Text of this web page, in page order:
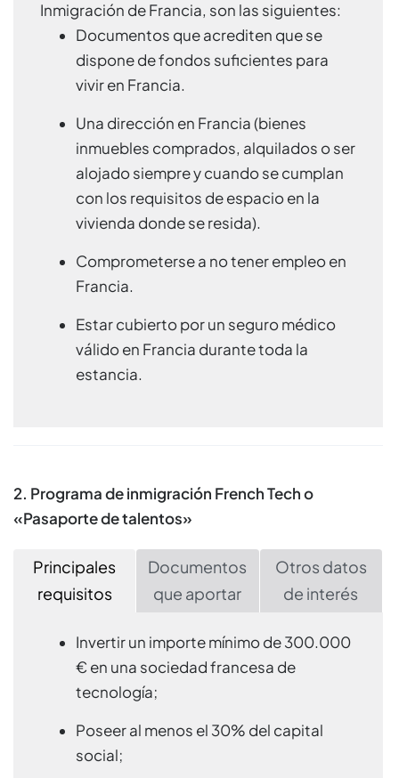
Inmigración de Francia, son las siguientes:
Documentos que acrediten que se
dispone de fondos suficientes para
vivir en Francia.
Una dirección en Francia (bienes
inmuebles comprados, alquilados o ser
alojado siempre y cuando se cumplan
con los requisitos de espacio en la
vivienda donde se resida).
Comprometerse a no tener empleo en
Francia.
Estar cubierto por un seguro médico
válido en Francia durante toda la
estancia.
2. Programa de inmigración French Tech o
«Pasaporte de talentos»
Principales
requisitos
Documentos
que aportar
Otros datos
de interés
Invertir un importe mínimo de 300.000
€ en una sociedad francesa de
tecnología;
Poseer al menos el 30% del capital
social;